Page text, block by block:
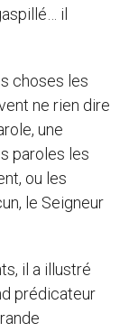
il
choses les
ne rien dire
une
paroles les
ou les
le Seigneur
il a illustré
prédicateur